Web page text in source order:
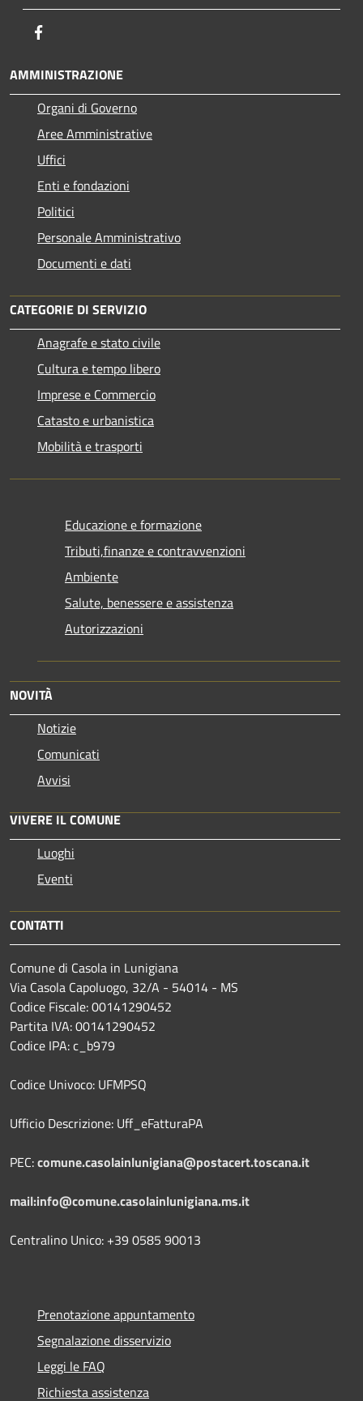
AMMINISTRAZIONE
Organi di Governo
Aree Amministrative
Uffici
Enti e fondazioni
Politici
Personale Amministrativo
Documenti e dati
CATEGORIE DI SERVIZIO
Anagrafe e stato civile
Cultura e tempo libero
Imprese e Commercio
Catasto e urbanistica
Mobilità e trasporti
Educazione e formazione
Tributi,finanze e contravvenzioni
Ambiente
Salute, benessere e assistenza
Autorizzazioni
NOVITÀ
Notizie
Comunicati
Avvisi
VIVERE IL COMUNE
Luoghi
Eventi
CONTATTI
Comune di Casola in Lunigiana
Via Casola Capoluogo, 32/A - 54014 - MS
Codice Fiscale: 00141290452
Partita IVA: 00141290452
Codice IPA: c_b979
Codice Univoco: UFMPSQ
Ufficio Descrizione: Uff_eFatturaPA
PEC:comune.casolainlunigiana@postacert.toscana.it
mail:info@comune.casolainlunigiana.ms.it
Centralino Unico: +39 0585 90013
Prenotazione appuntamento
Segnalazione disservizio
Leggi le FAQ
Richiesta assistenza